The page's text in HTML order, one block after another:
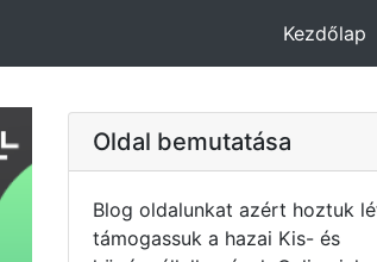
Kezdőlap
Oldal bemutatása
Blog oldalunkat azért hoztuk
támogassuk a hazai Kis- és